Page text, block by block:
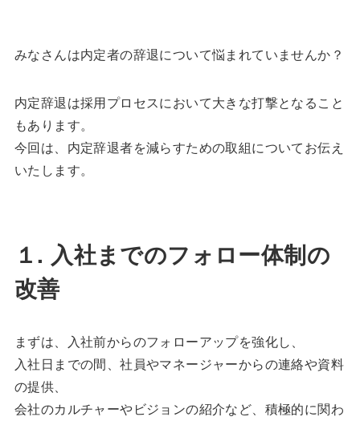
みなさんは内定者の辞退について悩まれていませんか？
内定辞退は採用プロセスにおいて大きな打撃となること
もあります。
今回は、内定辞退者を減らすための取組についてお伝え
いたします。
１. 入社までのフォロー体制の
改善
まずは、入社前からのフォローアップを強化し、
入社日までの間、社員やマネージャーからの連絡や資料
の提供、
会社のカルチャーやビジョンの紹介など、積極的に関わ